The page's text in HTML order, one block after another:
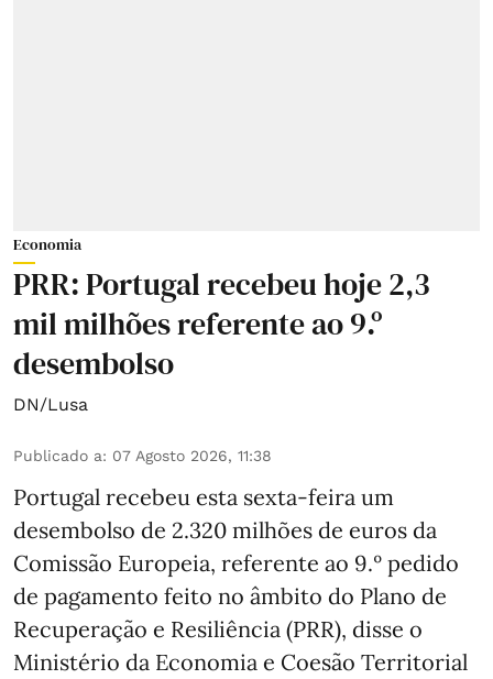
Economia
PRR: Portugal recebeu hoje 2,3
mil milhões referente ao 9.º
desembolso
DN/Lusa
Publicado a: 07 Agosto 2026, 11:38
Portugal recebeu esta sexta-feira um
desembolso de 2.320 milhões de euros da
Comissão Europeia, referente ao 9.º pedido
de pagamento feito no âmbito do Plano de
Recuperação e Resiliência (PRR), disse o
Ministério da Economia e Coesão Territorial